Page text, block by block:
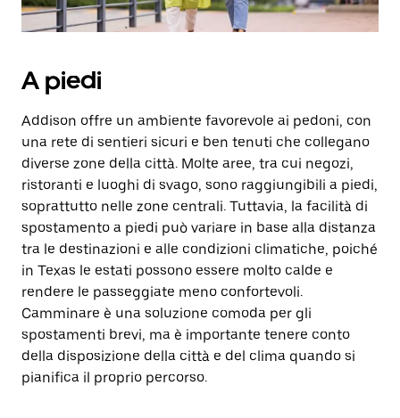
per
chiudere
il
A piedi
Addison offre un ambiente favorevole ai pedoni, con
una rete di sentieri sicuri e ben tenuti che collegano
diverse zone della città. Molte aree, tra cui negozi,
ristoranti e luoghi di svago, sono raggiungibili a piedi,
soprattutto nelle zone centrali. Tuttavia, la facilità di
spostamento a piedi può variare in base alla distanza
tra le destinazioni e alle condizioni climatiche, poiché
in Texas le estati possono essere molto calde e
rendere le passeggiate meno confortevoli.
Camminare è una soluzione comoda per gli
spostamenti brevi, ma è importante tenere conto
della disposizione della città e del clima quando si
pianifica il proprio percorso.